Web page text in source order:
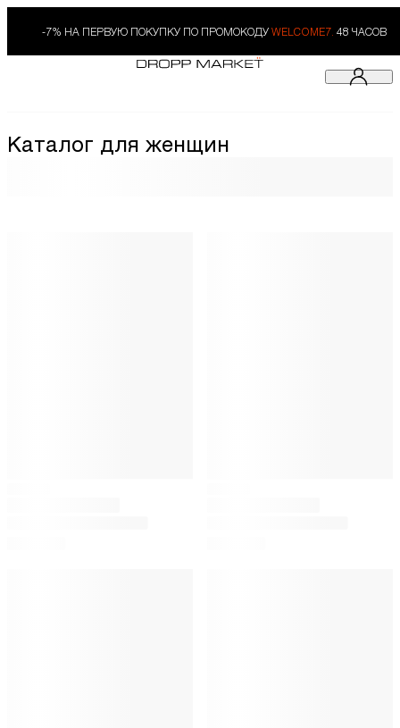
-7% НА ПЕРВУЮ ПОКУПКУ ПО ПРОМОКОДУ WELCOME7. 48 ЧАСОВ
Каталог для женщин